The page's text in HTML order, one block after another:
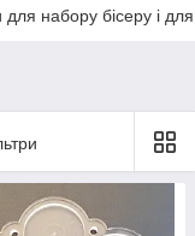
набору бісеру і для